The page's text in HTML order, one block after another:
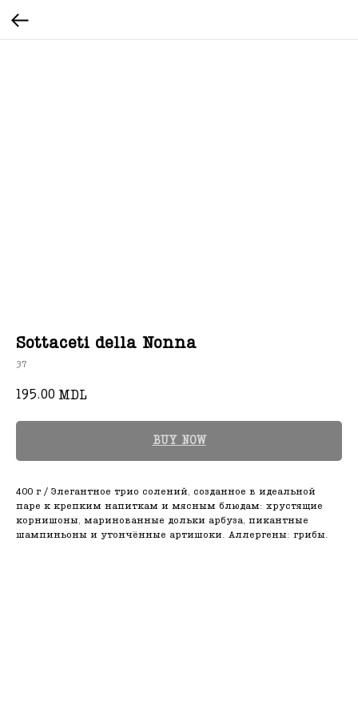
Sottaceti della Nonna
37
195.00 MDL
BUY NOW
400 г / Элегантное трио солений, созданное в идеальной
паре к крепким напиткам и мясным блюдам: хрустящие
корнишоны, маринованные дольки арбуза, пикантные
шампиньоны и утончённые артишоки. Аллергены: грибы.